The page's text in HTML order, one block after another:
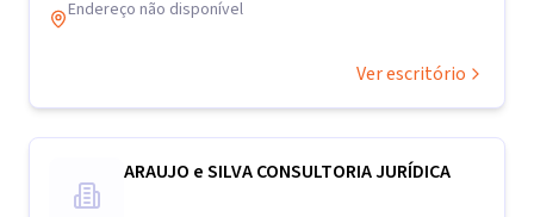
Endereço não disponível
Ver escritório
ARAUJO e SILVA CONSULTORIA JURÍDICA